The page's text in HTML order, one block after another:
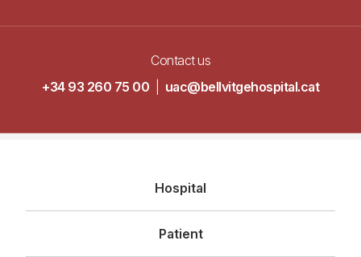
Contact us
+34 93 260 75 00
uac@bellvitgehospital.cat
principal
Hospital
Patient